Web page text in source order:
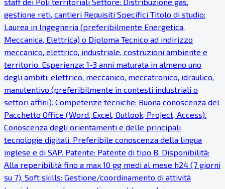
gestione reti, cantieri Requisiti Specifici Titolo di studio:
Laurea in Ingegneria (preferibilmente Energetica,
Meccanica, Elettrica) o Diploma Tecnico ad indirizzo
meccanico, elettrico, industriale, costruzioni ambiente e
territorio. Esperienza: 1-3 anni maturata in almeno uno
degli ambiti: elettrico, meccanico, meccatronico, idraulico,
manutentivo (preferibilmente in contesti industriali o
settori affini). Competenze tecniche: Buona conoscenza del
Pacchetto Office (Word, Excel, Outlook, Project, Access).
Conoscenza degli orientamenti e delle principali
tecnologie digitali. Preferibile conoscenza della lingua
inglese e di SAP. Patente: Patente di tipo B. Disponibilità:
Alla reperibilità fino a max 10 gg medi al mese h24 (7 giorni
su 7). Soft skills: Gestione/coordinamento di attività